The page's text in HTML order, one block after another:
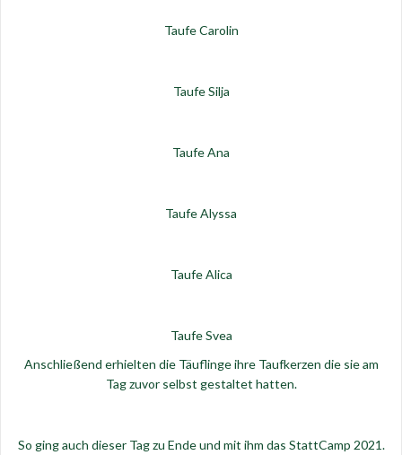
Taufe Carolin
Taufe Silja
Taufe Ana
Taufe Alyssa
Taufe Alica
Taufe Svea
Anschließend erhielten die Täuflinge ihre Taufkerzen die sie am
Tag zuvor selbst gestaltet hatten.
So ging auch dieser Tag zu Ende und mit ihm das StattCamp 2021.